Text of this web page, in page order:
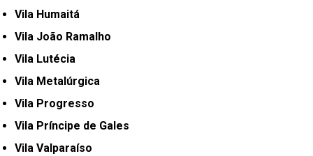
Vila Humaitá
Vila João Ramalho
Vila Lutécia
Vila Metalúrgica
Vila Progresso
Vila Príncipe de Gales
Vila Valparaíso